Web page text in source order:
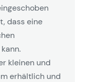
dass eine
kleinen und
erhältlich und